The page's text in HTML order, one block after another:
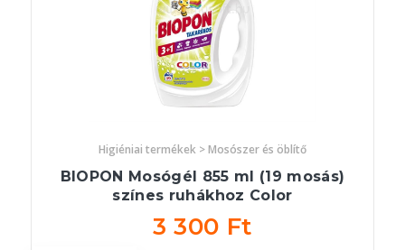
Higiéniai termékek > Mosószer és öblítő
BIOPON Mosógél 855 ml (19 mosás)
színes ruhákhoz Color
3 300 Ft